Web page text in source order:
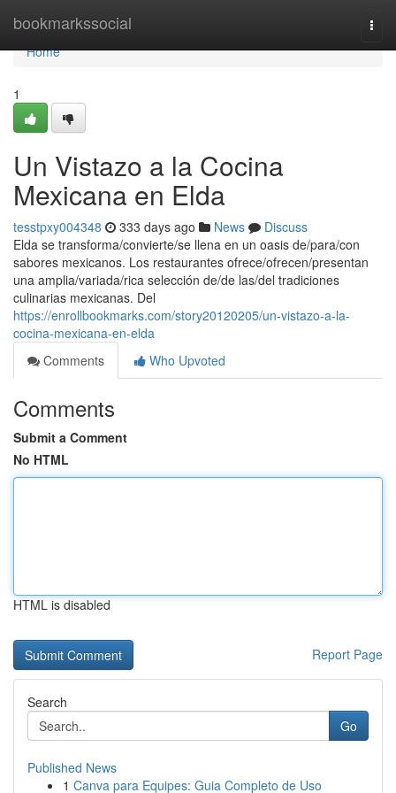
bookmarkssocial
Home
Home
1
Un Vistazo a la Cocina
Mexicana en Elda
tesstpxy004348 333 days ago News
Discuss
Elda se transforma/convierte/se llena en un oasis de/para/con
sabores mexicanos. Los restaurantes ofrece/ofrecen/presentan
una amplia/variada/rica selección de/de las/del tradiciones
culinarias mexicanas. Del
https://enrollbookmarks.com/story20120205/un-vistazo-a-la-
cocina-mexicana-en-elda
Comments
Who Upvoted
Comments
Submit a Comment
No HTML
HTML is disabled
Report Page
Search
Go
Published News
1 Canva para Equipes: Guia Completo de Uso